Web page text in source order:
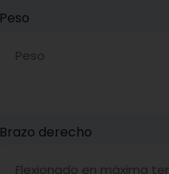
Peso
Brazo derecho